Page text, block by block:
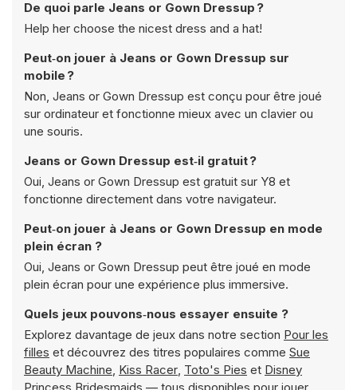
De quoi parle Jeans or Gown Dressup ?
Help her choose the nicest dress and a hat!
Peut‑on jouer à Jeans or Gown Dressup sur
mobile ?
Non, Jeans or Gown Dressup est conçu pour être joué
sur ordinateur et fonctionne mieux avec un clavier ou
une souris.
Jeans or Gown Dressup est‑il gratuit ?
Oui, Jeans or Gown Dressup est gratuit sur Y8 et
fonctionne directement dans votre navigateur.
Peut‑on jouer à Jeans or Gown Dressup en mode
plein écran ?
Oui, Jeans or Gown Dressup peut être joué en mode
plein écran pour une expérience plus immersive.
Quels jeux pouvons‑nous essayer ensuite ?
Explorez davantage de jeux dans notre section Pour les
filles et découvrez des titres populaires comme Sue
Beauty Machine, Kiss Racer, Toto's Pies et Disney